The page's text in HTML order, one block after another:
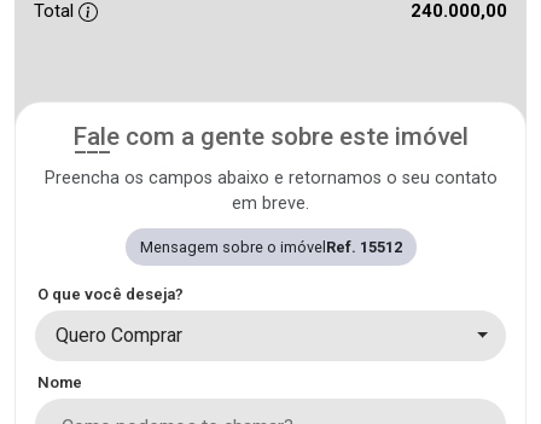
Total
240.000,00
Fale com a gente sobre este imóvel
Preencha os campos abaixo e retornamos o seu contato
em breve.
Mensagem sobre o imóvel Ref. 15512
O que você deseja?
Quero Comprar
Nome